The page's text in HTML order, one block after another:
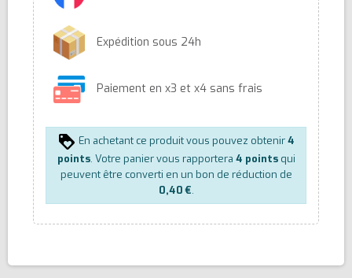
Expédition sous 24h
Paiement en x3 et x4 sans frais
En achetant ce produit vous pouvez obtenir4
points. Votre panier vous rapportera 4 pointsqui
peuvent être converti en un bon de réduction de
0,40 €.